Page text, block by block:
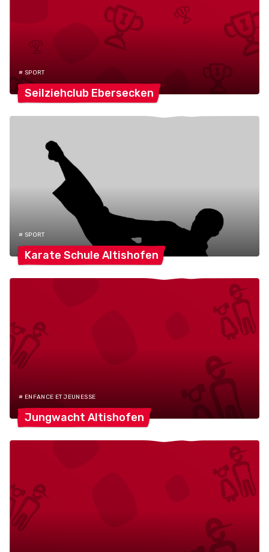
# SPORT
Seilziehclub Ebersecken
# SPORT
Karate Schule Altishofen
# ENFANCE ET JEUNESSE
Jungwacht Altishofen